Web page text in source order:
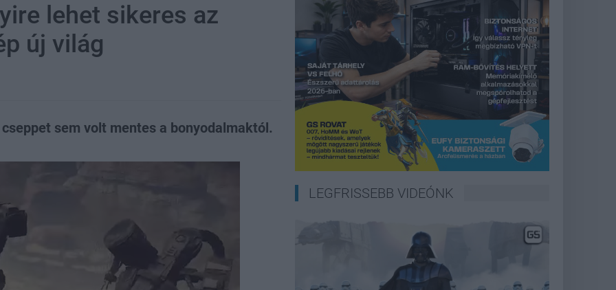
lehet sikeres az
új világ
sem volt mentes a bonyodalmaktól.
LEGFRISSEBB VIDEÓNK